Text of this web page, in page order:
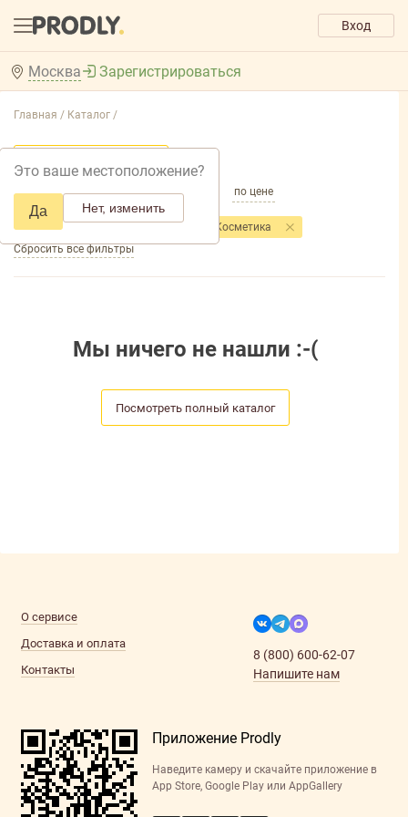
Вход
Москва
Это ваше местоположение?
Да Нет, изменить
Зарегистрироваться
Главная / Каталог /
по популярности по названию по цене
Фильтры
: Невская Косметика
Сбросить все фильтры
Мы ничего не нашли :-(
Посмотреть полный каталог
О сервисе
Доставка и оплата
Контакты
8 (800) 600-62-07
Напишите нам
Приложение Prodly
Наведите камеру и скачайте приложение в
App Store, Google Play или AppGallery